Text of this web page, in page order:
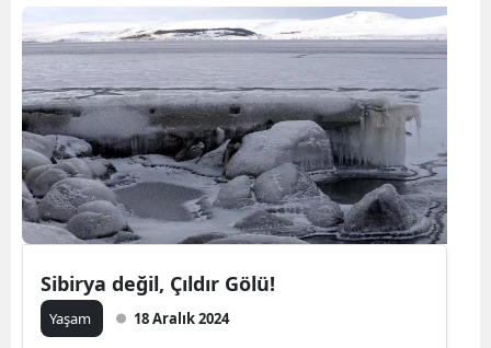
Sibirya değil, Çıldır Gölü!
Yaşam 18 Aralık 2024